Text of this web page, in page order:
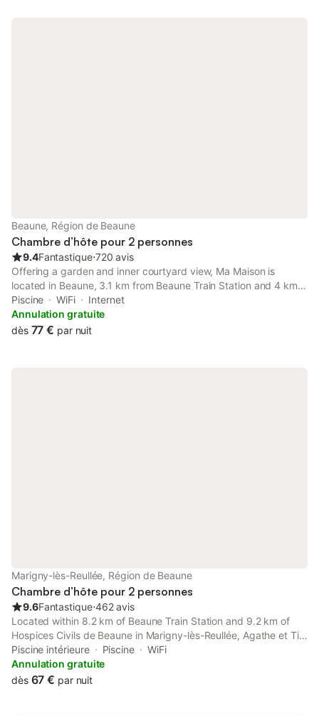
Beaune, Région de Beaune
Chambre d’hôte pour 2 personnes
9.4Fantastique⋅720 avis
Offering a garden and inner courtyard view, Ma Maison is
located in Beaune, 3.1 km from Beaune Train Station and 4 km
from Hospices Civils de Beaune. This property offers access to
a terrace, free private parking and free WiFi.
Piscine WiFi
Internet
Annulation gratuite
dès 77 € par nuit
Marigny-lès-Reullée, Région de Beaune
Chambre d’hôte pour 2 personnes
9.6Fantastique⋅462 avis
Located within 8.2 km of Beaune Train Station and 9.2 km of
Hospices Civils de Beaune in Marigny-lès-Reullée, Agathe et Titi
provides accommodation with seating area. This bed and
breakfast features a private pool, a garden and free private
parking.
Piscine intérieure Piscine
WiFi
Annulation gratuite
dès 67 € par nuit